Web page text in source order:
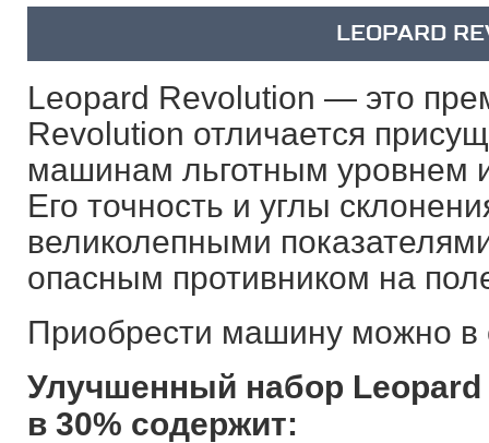
LEOPARD
Leopard Revolution — это
Revolution отличается
машинам льготным уровнем
Его точность и углы
великолепными
опасным противником на
Приобрести машину можно в
Улучшенный набор Leopard
в 30% содержит: